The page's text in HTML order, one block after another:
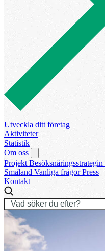
Utveckla ditt företag
Aktiviteter
Statistik
Om oss
Projekt Besöksnäringsstrategin
Småland Vanliga frågorPress
Kontakt